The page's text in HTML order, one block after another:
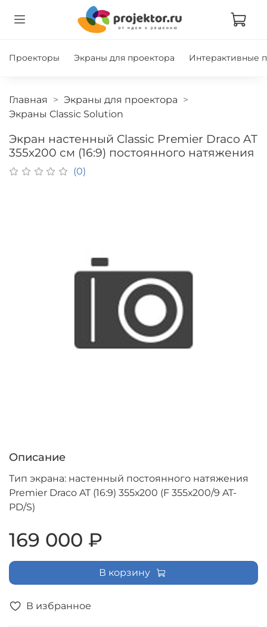
Проекторы Экраны для проектора Интерактивные
Главная
Экраны для проектора
Экраны Classic Solution
Экран настенный Classic Premier Draco AT
355х200 см (16:9) постоянного натяжения
(0)
В избранное
Описание
Тип экрана: настенный постоянного натяжения
Premier Draco AT (16:9) 355х200 (F 355х200/9 AT-
PD/S)
169 000 ₽
В корзину